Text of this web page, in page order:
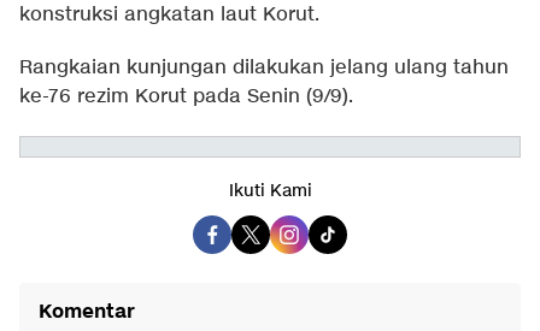
konstruksi angkatan laut Korut.
Rangkaian kunjungan dilakukan jelang ulang tahun
ke-76 rezim Korut pada Senin (9/9).
Ikuti Kami
Komentar